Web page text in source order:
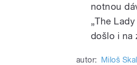
notnou
„The
došlo i na
autor: Miloš